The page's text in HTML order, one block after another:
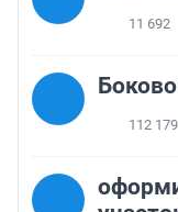
11 692
112 179